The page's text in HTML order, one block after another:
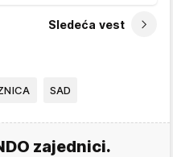
Sledeća vest
SAD
zajednici.